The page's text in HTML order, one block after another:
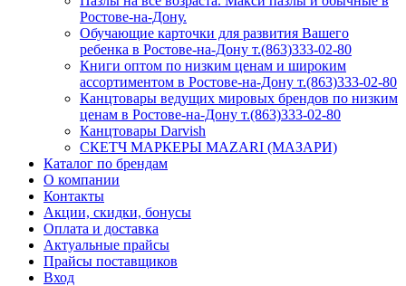
Ростове-на-Дону.
Обучающие карточки для развития Вашего
ребенка в Ростове-на-Дону т.(863)333-02-80
Книги оптом по низким ценам и широким
ассортиментом в Ростове-на-Дону т.(863)333-02-80
Канцтовары ведущих мировых брендов по низким
ценам в Ростове-на-Дону т.(863)333-02-80
Канцтовары Darvish
СКЕТЧ МАРКЕРЫ MAZARI (МАЗАРИ)
Каталог по брендам
О компании
Контакты
Акции, скидки, бонусы
Оплата и доставка
Актуальные прайсы
Прайсы поставщиков
Вход